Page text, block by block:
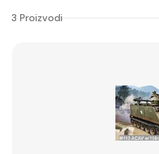
3 Proizvodi